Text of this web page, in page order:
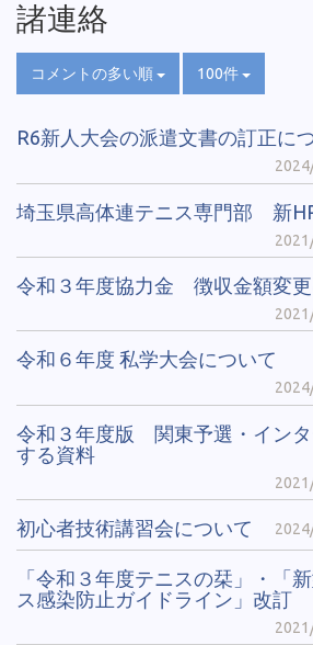
諸連絡
コメントの多い順 100件
R6新人大会の派遣文書の訂正に
埼玉県高体連テニス専門部 新
令和３年度協力金 徴収金額変更
令和６年度 私学大会について
令和３年度版 関東予選・イン
する資料
初心者技術講習会について
「令和３年度テニスの栞」・「
ス感染防止ガイドライン」改訂